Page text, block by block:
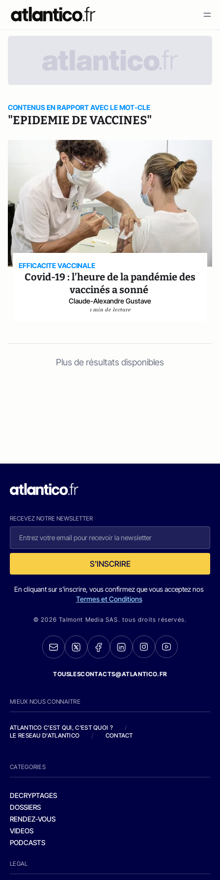
CONTENUS EN RAPPORT AVEC LE MOT-CLE
"EPIDEMIE DE VACCINES"
EFFICACITE VACCINALE
Covid-19 : l’heure de la pandémie des
vaccinés a sonné
Claude-Alexandre Gustave
1 min de lecture
Plus de résultats disponibles
RECEVEZ NOTRE NEWSLETTER
S'INSCRIRE
En cliquant sur s'inscrire, vous confirmez que vous acceptez nos
Termes et Conditions
© 2026 Talmont Media SAS. tous droits réservés.
TOUSLESCONTACTS@ATLANTICO.FR
MIEUX NOUS CONNAITRE
ATLANTICO C'EST QUI, C'EST QUOI ?
/
LE RESEAU D'ATLANTICO
/ CONTACT
CATEGORIES
DECRYPTAGES
DOSSIERS
RENDEZ-VOUS
VIDEOS
PODCASTS
LEGAL